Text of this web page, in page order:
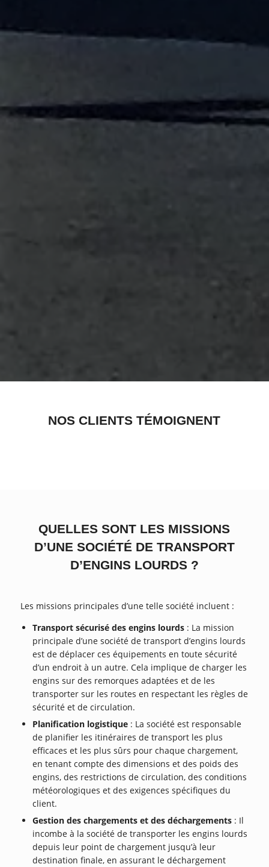
NOS CLIENTS TÉMOIGNENT
QUELLES SONT LES MISSIONS
D’UNE SOCIÉTÉ DE TRANSPORT
D’ENGINS LOURDS ?
Les missions principales d’une telle société incluent :
Transport sécurisé des engins lourds : La mission
principale d’une société de transport d’engins lourds
est de déplacer ces équipements en toute sécurité
d’un endroit à un autre. Cela implique de charger les
engins sur des remorques adaptées et de les
transporter sur les routes en respectant les règles de
sécurité et de circulation.
Planification logistique : La société est responsable
de planifier les itinéraires de transport les plus
efficaces et les plus sûrs pour chaque chargement,
en tenant compte des dimensions et des poids des
engins, des restrictions de circulation, des conditions
météorologiques et des exigences spécifiques du
client.
Gestion des chargements et des déchargements : Il
incombe à la société de transporter les engins lourds
depuis leur point de chargement jusqu’à leur
destination finale, en assurant le déchargement